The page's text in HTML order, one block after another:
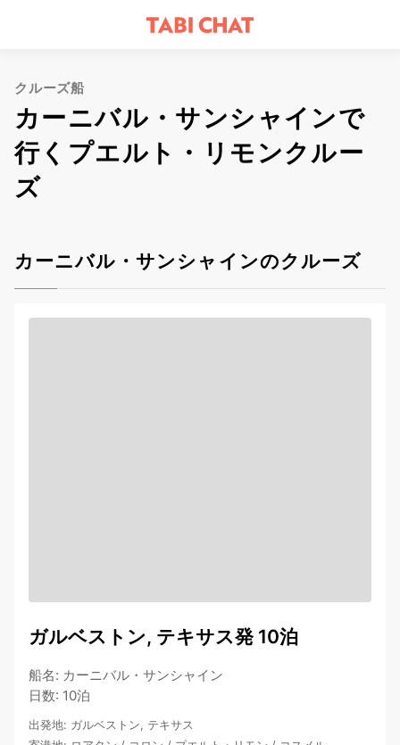
クルーズ船
カーニバル・サンシャインで
行くプエルト・リモンクルー
ズ
カーニバル・サンシャインのクルーズ
ガルベストン, テキサス発 10泊
船名: カーニバル・サンシャイン
日数: 10泊
出発地: ガルベストン, テキサス